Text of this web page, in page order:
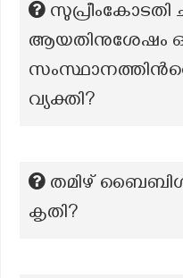
സുപ്രീംകോടതി
ആയതിനുശേഷം
വ്യക്തി?
തമിഴ് ബൈബിൾ
കൃതി?